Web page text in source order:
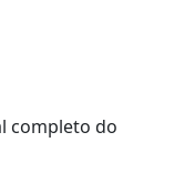
completo do